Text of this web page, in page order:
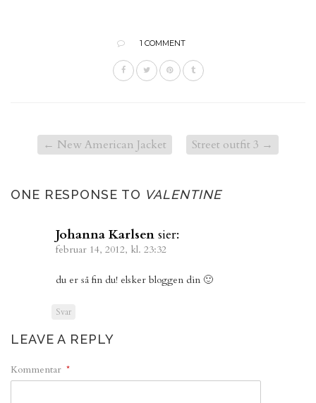
1 COMMENT
← New American Jacket Street outfit 3 →
ONE RESPONSE TO VALENTINE
Johanna Karlsen sier:
februar 14, 2012, kl. 23:32
du er så fin du! elsker bloggen din 🙂
Svar
LEAVE A REPLY
Kommentar *